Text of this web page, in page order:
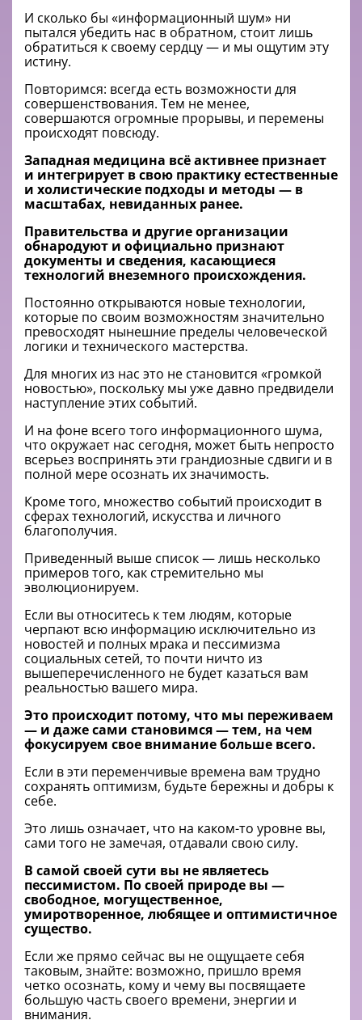
И сколько бы «информационный шум» ни
пытался убедить нас в обратном, стоит лишь
обратиться к своему сердцу — и мы ощутим эту
истину.
Повторимся: всегда есть возможности для
совершенствования. Тем не менее,
совершаются огромные прорывы, и перемены
происходят повсюду.
Западная медицина всё активнее признает
и интегрирует в свою практику естественные
и холистические подходы и методы — в
масштабах, невиданных ранее.
Правительства и другие организации
обнародуют и официально признают
документы и сведения, касающиеся
технологий внеземного происхождения.
Постоянно открываются новые технологии,
которые по своим возможностям значительно
превосходят нынешние пределы человеческой
логики и технического мастерства.
Для многих из нас это не становится «громкой
новостью», поскольку мы уже давно предвидели
наступление этих событий.
И на фоне всего того информационного шума,
что окружает нас сегодня, может быть непросто
всерьез воспринять эти грандиозные сдвиги и в
полной мере осознать их значимость.
Кроме того, множество событий происходит в
сферах технологий, искусства и личного
благополучия.
Приведенный выше список — лишь несколько
примеров того, как стремительно мы
эволюционируем.
Если вы относитесь к тем людям, которые
черпают всю информацию исключительно из
новостей и полных мрака и пессимизма
социальных сетей, то почти ничто из
вышеперечисленного не будет казаться вам
реальностью вашего мира.
Это происходит потому, что мы переживаем
— и даже сами становимся — тем, на чем
фокусируем свое внимание больше всего.
Если в эти переменчивые времена вам трудно
сохранять оптимизм, будьте бережны и добры к
себе.
Это лишь означает, что на каком-то уровне вы,
сами того не замечая, отдавали свою силу.
В самой своей сути вы не являетесь
пессимистом. По своей природе вы —
свободное, могущественное,
умиротворенное, любящее и оптимистичное
существо.
Если же прямо сейчас вы не ощущаете себя
таковым, знайте: возможно, пришло время
четко осознать, кому и чему вы посвящаете
большую часть своего времени, энергии и
внимания.